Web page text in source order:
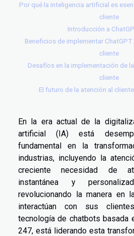
Por qué la inteligencia artificial es
cliente
Introducción a
Beneficios de implementar ChatGPT
cliente
Desafíos en la implementación de
cliente
El futuro de la atención al
En la era actual de la
artificial (IA) está
fundamental en la
industrias, incluyendo la
creciente necesidad de
instantánea y
revolucionando la manera en
interactúan con sus
tecnología de chatbots basada
247, está liderando esta